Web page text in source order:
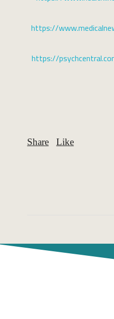
https://
https://